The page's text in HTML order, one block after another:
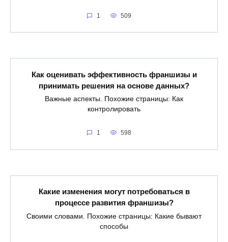
1 509
Как оценивать эффективность франшизы и
принимать решения на основе данных?
Важные аспекты. Похожие страницы: Как
контролировать
1 598
Какие изменения могут потребоваться в
процессе развития франшизы?
Своими словами. Похожие страницы: Какие бывают
способы